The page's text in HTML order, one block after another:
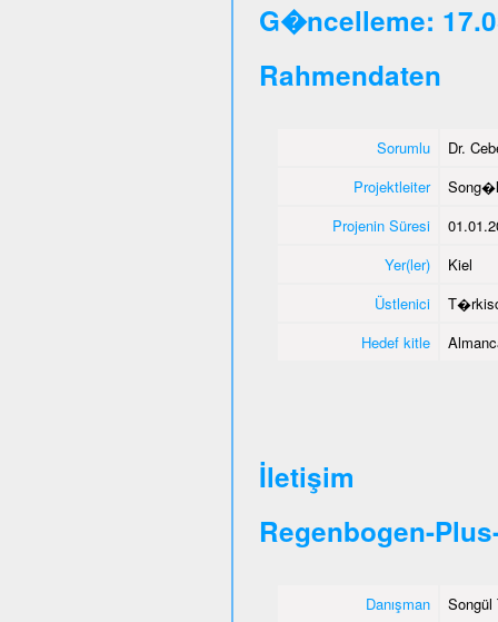
G�ncelleme:
Rahmendaten
Sorumlu
Dr.
Projektleiter
Projenin Süresi
Yer(ler)
Kiel
Üstlenici
Hedef kitle
İletişim
Regenbogen-
Danışman
Songül